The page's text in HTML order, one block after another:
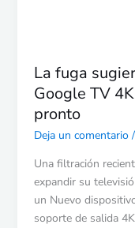
La fuga
Google TV
pronto
Deja un comentario /
Una filtración
expandir su
un Nuevo
soporte de salida
llegará
pronto